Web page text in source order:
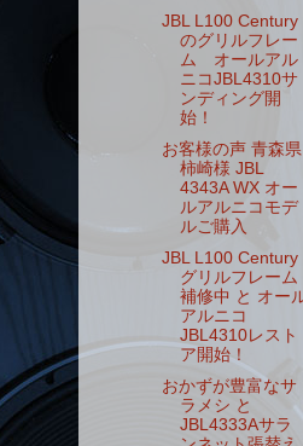
JBL L100 Century
のグリルフレー
ム オールアル
ニコJBL4310サ
ンディング開
始！
お客様の声 青森県
柿崎様 JBL
4343A WX オー
ルアルニコモデ
ルご購入
JBL L100 Century
グリルフレーム
補修中 と オー
アルニコ
JBL4310レスト
ア開始！
おかずが豊富なサ
ラメシ と
JBL4333Aサラ